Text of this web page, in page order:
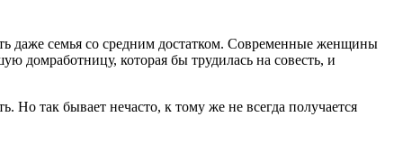
даже семья со средним достатком. Современные женщины
домработницу, которая бы трудилась на совесть, и
Но так бывает нечасто, к тому же не всегда получается